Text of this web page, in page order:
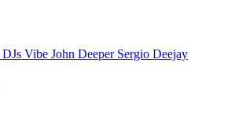
DJs Vibe John Deeper Sergio Deejay